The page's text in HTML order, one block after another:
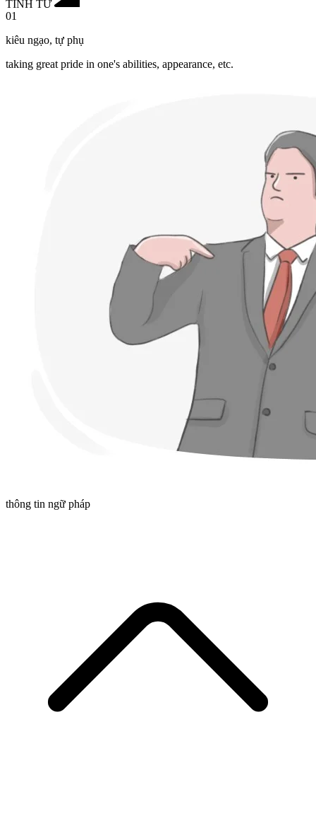
TÍNH TỪ
01
kiêu ngạo, tự phụ
taking great pride in one's abilities, appearance, etc.
thông tin ngữ pháp